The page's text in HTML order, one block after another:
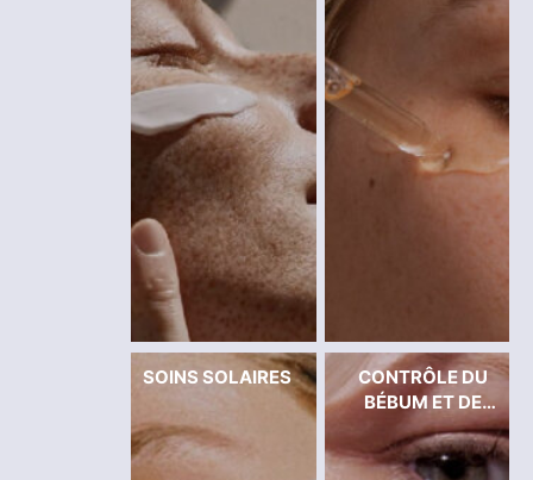
SOINS SOLAIRES
CONTRÔLE DU
BÉBUM ET DE
L'ACNÉ